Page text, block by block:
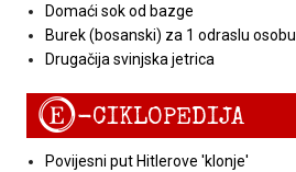
Domaći sok od bazge
Burek (bosanski) za 1 odraslu osobu
Drugačija svinjska jetrica
E-CIKLOPEDIJA
Povijesni put Hitlerove 'klonje'